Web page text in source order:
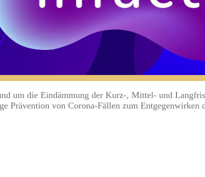
um die Eindämmung der Kurz-, Mittel- und
Prävention von Corona-Fällen zum